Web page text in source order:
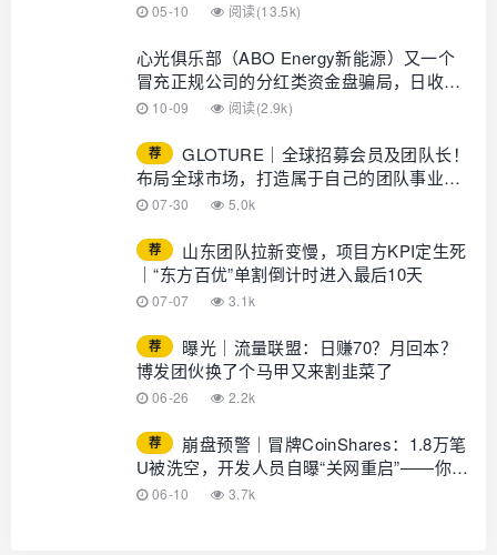
05-10 阅读(13.5k)
心光俱乐部（ABO Energy新能源）又一个
冒充正规公司的分红类资金盘骗局，日收益
1%，月收益30%，典型的杀猪盘，高度预
10-09 阅读(2.9k)
荐
GLOTURE｜全球招募会员及团队长！
布局全球市场，打造属于自己的团队事业，
想增加收入？想打造团队？加入
07-30 5.0k
荐
山东团队拉新变慢，项目方KPI定生死
｜“东方百优”单割倒计时进入最后10天
07-07 3.1k
荐
曝光｜流量联盟：日赚70？月回本？
博发团伙换了个马甲又来割韭菜了
06-26 2.2k
荐
崩盘预警｜冒牌CoinShares：1.8万笔
U被洗空，开发人员自曝“关网重启”——你的
钱早已不在账上
06-10 3.7k